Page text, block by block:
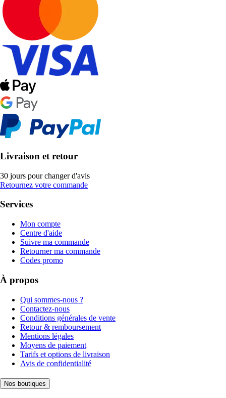
Livraison et retour
30 jours pour changer d'avis
Retournez votre commande
Services
Mon compte
Centre d'aide
Suivre ma commande
Retourner ma commande
Codes promo
À propos
Qui sommes-nous ?
Contactez-nous
Conditions générales de vente
Retour & remboursement
Mentions légales
Moyens de paiement
Tarifs et options de livraison
Avis de confidentialité
Nos boutiques